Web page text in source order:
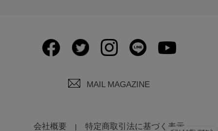
MAIL MAGAZINE
会社概要 特定商取引法に基づく表示